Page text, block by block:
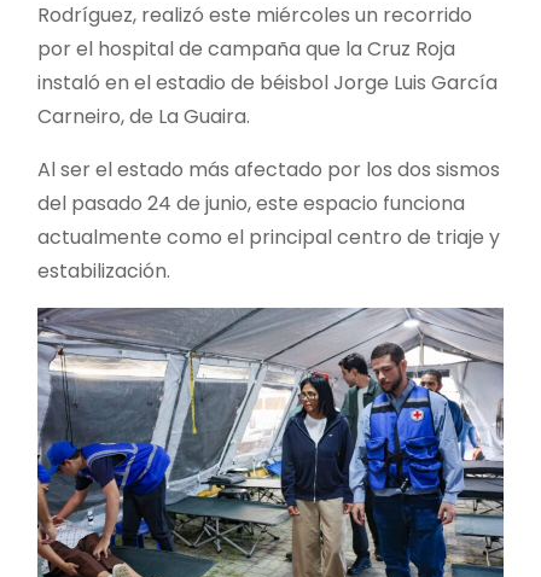
Rodríguez, realizó este miércoles un recorrido
por el hospital de campaña que la Cruz Roja
instaló en el estadio de béisbol Jorge Luis García
Carneiro, de La Guaira.
Al ser el estado más afectado por los dos sismos
del pasado 24 de junio, este espacio funciona
actualmente como el principal centro de triaje y
estabilización.